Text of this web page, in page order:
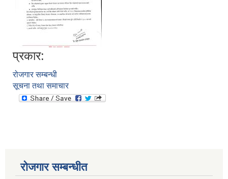
प्रकार:
रोजगार सम्बन्धी
सूचना तथा समाचार
रोजगार सम्बन्धीत